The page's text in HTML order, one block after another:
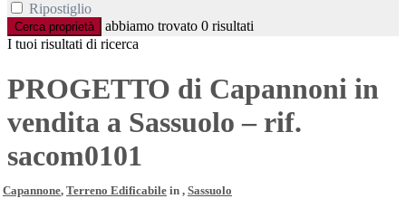
Ripostiglio
Cerca proprietà abbiamo trovato 0 risultati
I tuoi risultati di ricerca
PROGETTO di Capannoni in
vendita a Sassuolo – rif.
sacom0101
Capannone, Terreno Edificabile in , Sassuolo